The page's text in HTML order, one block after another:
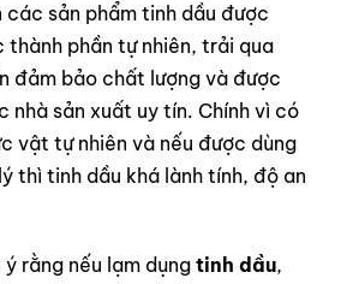
các sản phẩm tinh dầu được
phần tự nhiên, trải qua
đảm bảo chất lượng và được
nhà sản xuất uy tín. Chính vì có
vật tự nhiên và nếu được dùng
thì tinh dầu khá lành tính, độ an
ý rằng nếu lạm dụng tinh dầu,